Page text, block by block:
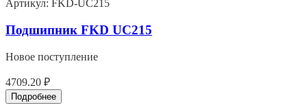
Артикул: FKD-UC215
Подшипник FKD UC215
Новое поступление
4709.20 ₽
Подробнее